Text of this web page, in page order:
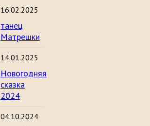
16.02.2025
танец
Матрешки
14.01.2025
Новогодняя
сказка
2024
04.10.2024